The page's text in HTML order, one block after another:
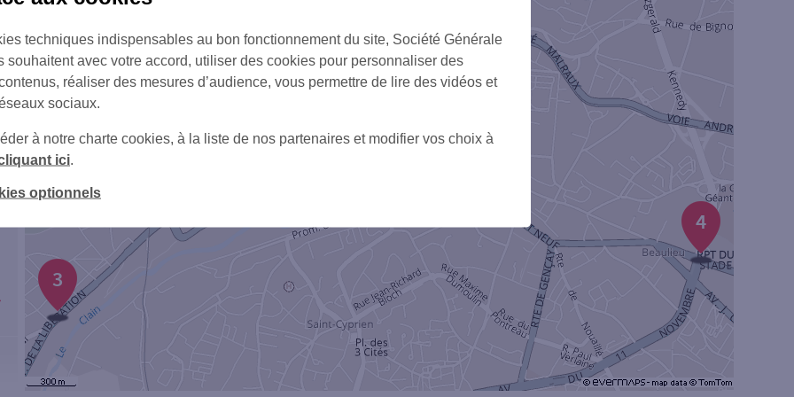
4
3
1
techniques indispensables au bon fonctionnement du site, Société Générale
souhaitent avec votre accord, utiliser des cookies pour personnaliser des
réaliser des mesures d’audience, vous permettre de lire des vidéos et
sociaux.
à notre charte cookies, à la liste de nos partenaires et modifier vos choix à
ici.
optionnels